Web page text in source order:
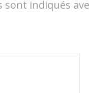
sont indiqués